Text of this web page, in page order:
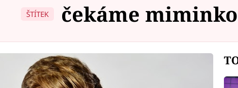
ŠTÍTEK čekáme miminko